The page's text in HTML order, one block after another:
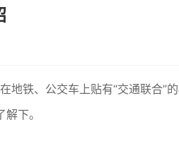
铁、公交车上贴有“交通联合”
下。